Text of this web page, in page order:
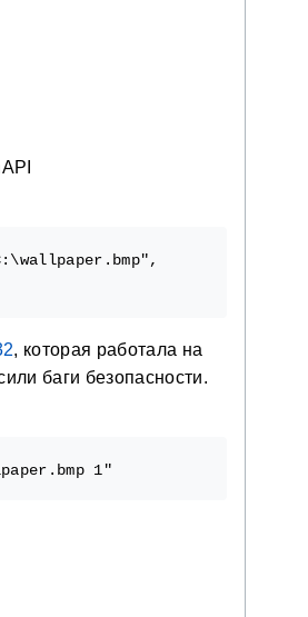
, которая работала на
баги безопасности.